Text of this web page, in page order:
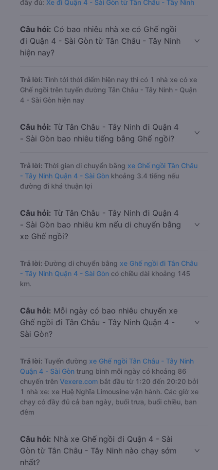
đầy đủ: Xe đi Quận 4 - Sài Gòn từ Tân Châu - Tây Ninh
Câu hỏi: Có bao nhiêu nhà xe có Ghế ngồi
đi Quận 4 - Sài Gòn từ Tân Châu - Tây Ninh
hiện nay?
Trả lời: Tính tới thời điểm hiện nay thì có 1 nhà xe có xe
Ghế ngồi trên tuyến đường Tân Châu - Tây Ninh - Quận
4 - Sài Gòn hiện nay
Câu hỏi: Từ Tân Châu - Tây Ninh đi Quận 4
- Sài Gòn bao nhiêu tiếng bằng Ghế ngồi?
Trả lời: Thời gian di chuyển bằng xe Ghế ngồi Tân Châu
- Tây Ninh Quận 4 - Sài Gòn khoảng 3.4 tiếng nếu
đường đi khá thuận lợi
Câu hỏi: Từ Tân Châu - Tây Ninh đi Quận 4
- Sài Gòn bao nhiêu km nếu di chuyển bằng
xe Ghế ngồi?
Trả lời: Đường di chuyển bằng xe Ghế ngồi đi Tân Châu
- Tây Ninh Quận 4 - Sài Gòn có chiều dài khoảng 145
km.
Câu hỏi: Mỗi ngày có bao nhiêu chuyến xe
Ghế ngồi đi Tân Châu - Tây Ninh Quận 4 -
Sài Gòn?
Trả lời: Tuyến đường xe Ghế ngồi Tân Châu - Tây Ninh
Quận 4 - Sài Gòn trung bình mỗi ngày có khoảng 86
chuyến trên Vexere.com bắt đầu từ 1:20 đến 20:20 bởi
1 nhà xe: xe Huệ Nghĩa Limousine vận hành. Các giờ xe
chạy có đầy đủ cả ban ngày, buổi trưa, buổi chiều, ban
đêm
Câu hỏi: Nhà xe Ghế ngồi đi Quận 4 - Sài
Gòn từ Tân Châu - Tây Ninh nào chạy sớm
nhất?